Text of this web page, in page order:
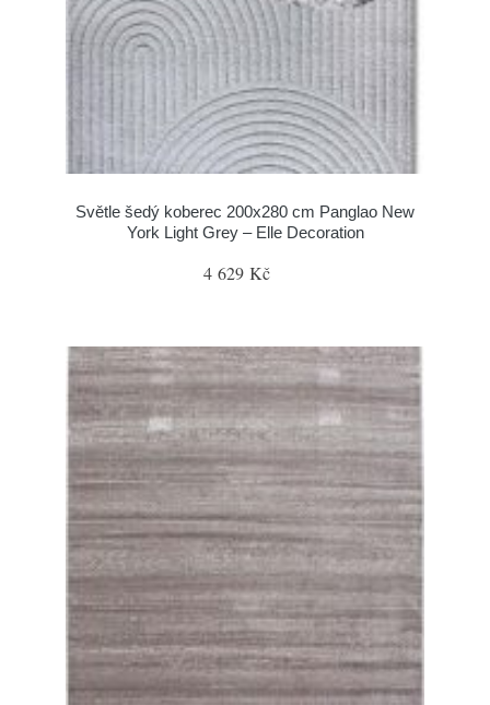
Světle šedý koberec 200x280 cm Panglao New
York Light Grey – Elle Decoration
4 629 Kč